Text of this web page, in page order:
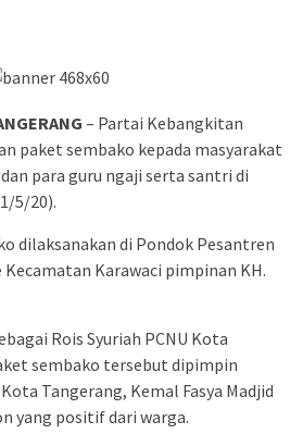
– Partai Kebangkitan
paket sembako kepada masyarakat
para guru ngaji serta santri di
5/20).
dilaksanakan di Pondok Pesantren
Karawaci pimpinan KH.
Rois Syuriah PCNU Kota
sembako tersebut dipimpin
Tangerang, Kemal Fasya Madjid
yang positif dari warga.